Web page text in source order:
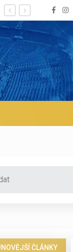
lednu? | BALETKY #33
ČLÁNKY